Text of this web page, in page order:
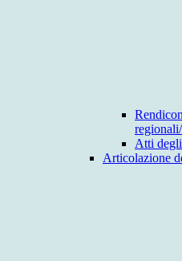
Atti
Articolazione